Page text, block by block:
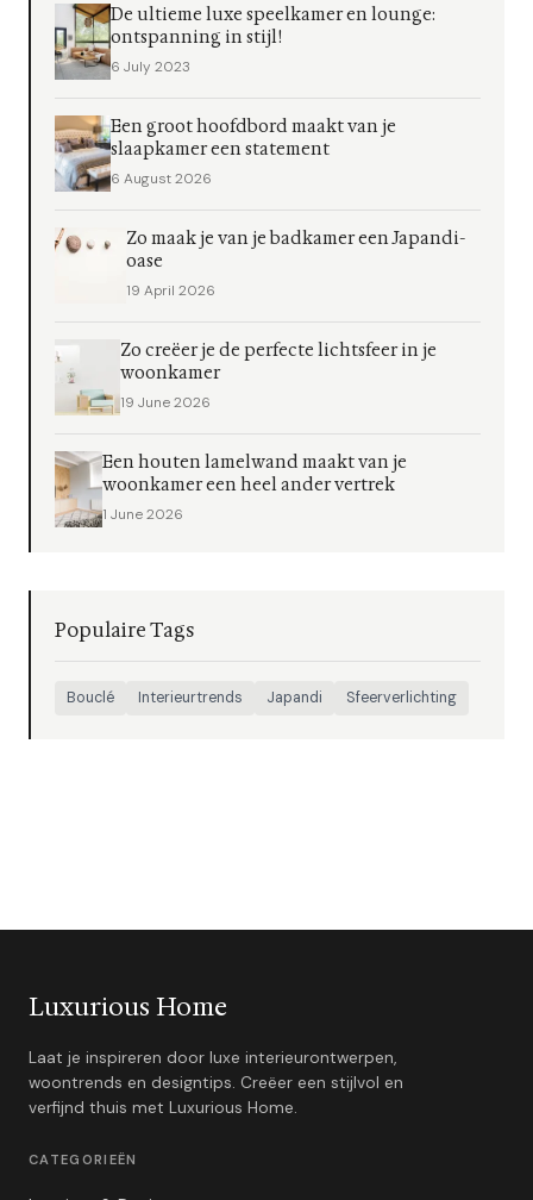
De ultieme luxe speelkamer en lounge:
ontspanning in stijl!
6 July 2023
Een groot hoofdbord maakt van je
slaapkamer een statement
6 August 2026
Zo maak je van je badkamer een Japandi-
oase
19 April 2026
Zo creëer je de perfecte lichtsfeer in je
woonkamer
19 June 2026
Een houten lamelwand maakt van je
woonkamer een heel ander vertrek
1 June 2026
Populaire Tags
Bouclé Interieurtrends Japandi Sfeerverlichting
Luxurious Home
Laat je inspireren door luxe interieurontwerpen,
woontrends en designtips. Creëer een stijlvol en
verfijnd thuis met Luxurious Home.
CATEGORIEËN